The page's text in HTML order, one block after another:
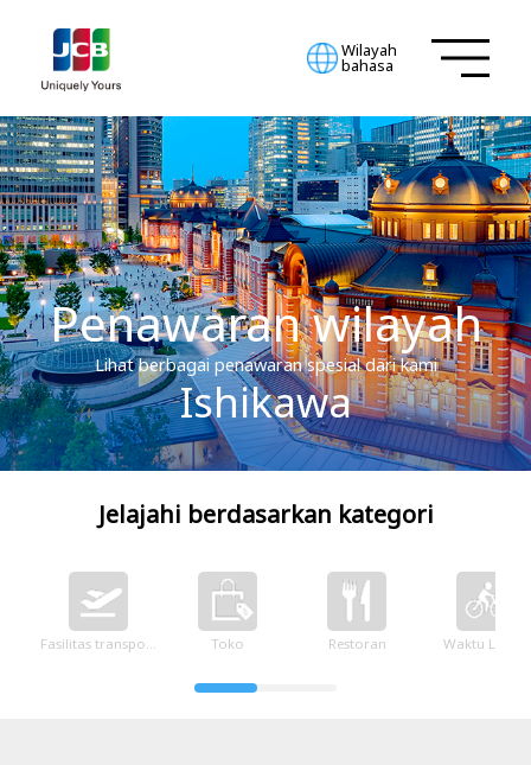
Wilayah
bahasa
Penawaran wilayah
Lihat berbagai penawaran spesial dari kami
Ishikawa
Jelajahi berdasarkan kategori
Fasilitas transportasi Toko Restoran Waktu Luang